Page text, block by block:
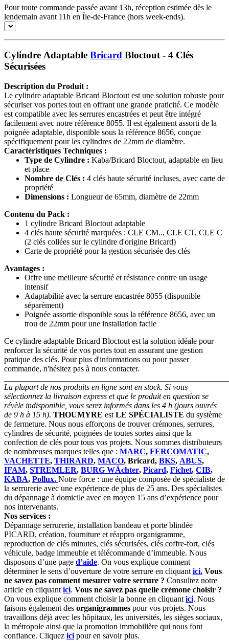
Pour toute commande passée avant 13h, réception estimée dès le
lendemain avant 11h en Île-de-France (hors week-ends).
Cylindre Adaptable Bricard Bloctout - 4 Clés
Sécurisées
Description du Produit :
Le cylindre adaptable Bricard Bloctout est une solution robuste pour
sécuriser vos portes tout en offrant une grande praticité. Ce modèle
est compatible avec les serrures encastrées et peut être intégré
facilement avec notre référence 8055. Il est également assorti de la
poignée adaptable, disponible sous la référence 8656, conçue
spécifiquement pour les cylindres de 22mm de diamètre.
Caractéristiques Techniques :
Type de Cylindre : Kaba/Bricard Bloctout, adaptable en lieu
et place
Nombre de Clés : 4 clés haute sécurité incluses, avec carte de
propriété
Dimensions : Longueur de 65mm, diamètre de 22mm
Contenu du Pack :
1 cylindre Bricard Bloctout adaptable
4 clés haute sécurité marquées : CLE CM.., CLE CT, CLE C
(2 clés collées sur le cylindre d'origine Bricard)
Carte de propriété pour la gestion sécurisée des clés
Avantages :
Offre une meilleure sécurité et résistance contre un usage
intensif
Adaptabilité avec la serrure encastrée 8055 (disponible
séparément)
Poignée assortie disponible sous la référence 8656, avec un
trou de 22mm pour une installation facile
Ce cylindre adaptable Bricard Bloctout est la solution idéale pour
renforcer la sécurité de vos portes tout en assurant une gestion
pratique des clés. Pour plus d'informations ou pour passer
commande, n'hésitez pas à nous contacter.
La plupart de nos produits en ligne sont en stock. Si vous
sélectionnez la livraison express et que le produit en question se
révèle indisponible, vous serez informés dans les 4 h (jours ouvrés
de 9 h à 15 h). THOUMYRE est LE SPÉCIALISTE du système
de fermeture. Nous nous efforçons de trouver crémones, serrures,
cylindres de sécurité, poignées de toutes sortes ainsi que la
confection de clés pour tous vos projets. Nous sommes distributeurs
de nombreuses marques telles que : MARC, FERCOMATIC,
VACHETTE, THIRARD, MACO, Bricard, BKS, ABUS,
IFAM, STREMLER, BURG WÄchter, Picard, Fichet, CIB,
KABA, Pollux. Notre force : une équipe composée de spécialiste de
la serrurerie avec une expérience de plus de 25 ans. Des spécialistes
du dépannage à domicile avec en moyen 15 ans d’expérience pour
nos intervenants.
Nos services :
Dépannage serrurerie, installation bandeau et porte blindée
PICARD, création, fourniture et réappro organigramme,
reproduction de clés minutes, clés sécurisées, clés coffre-fort, clés
véhicule, badge immeuble et télécommande d’immeuble. Nous
disposons d’une page d’aide. On vous explique comment
déterminer le sens d’ouverture de votre serrure en cliquant ici. Vous
ne savez pas comment mesurer votre serrure ? Consultez notre
article en cliquant ici. Vous ne savez pas quelle crémone choisir ?
On vous explique comment choisir la bonne en cliquant ici. Nous
faisons également des organigrammes pour vos projets. Nous
travaillons déjà avec les hôpitaux, les universités, les sièges sociaux,
la métropole ainsi que la promotion immobilière qui nous font
confiance. Cliquez ici pour en savoir plus.